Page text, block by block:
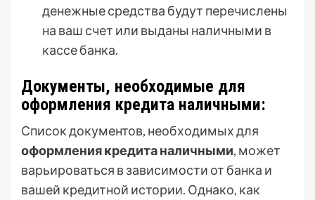
денежные средства будут перечислены
на ваш счет или выданы наличными в
кассе банка.
Документы, необходимые для
оформления кредита наличными:
Список документов, необходимых для
оформления кредита наличными, может
варьироваться в зависимости от банка и
вашей кредитной истории. Однако, как